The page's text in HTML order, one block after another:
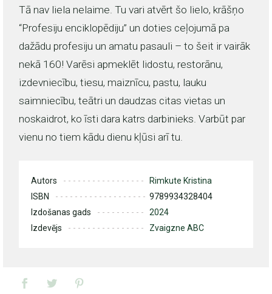
Tā nav liela nelaime. Tu vari atvērt šo lielo, krāšņo
“Profesiju enciklopēdiju” un doties ceļojumā pa
dažādu profesiju un amatu pasauli – to šeit ir vairāk
nekā 160! Varēsi apmeklēt lidostu, restorānu,
izdevniecību, tiesu, maiznīcu, pastu, lauku
saimniecību, teātri un daudzas citas vietas un
noskaidrot, ko īsti dara katrs darbinieks. Varbūt par
vienu no tiem kādu dienu kļūsi arī tu.
Autors
Rimkute Kristina
ISBN
9789934328404
Izdošanas gads
2024
Izdevējs
Zvaigzne ABC